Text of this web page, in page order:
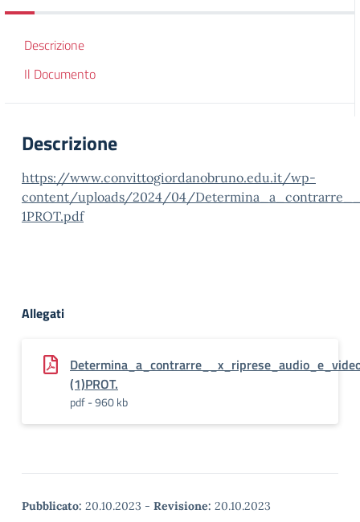
Descrizione
Il Documento
Descrizione
https://www.convittogiordanobruno.edu.it/wp-
content/uploads/2024/04/
1PROT.pdf
Allegati
(1)PROT.
pdf - 960 kb
Pubblicato: 20.10.2023 - Revisione: 20.10.2023